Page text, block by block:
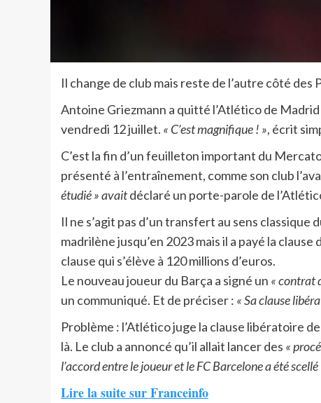
Il change de club mais reste de l’autre côté des
Antoine Griezmann a quitté l’Atlético de
vendredi 12 juillet. « C’est magnifique ! », écrit
C’est la fin d’un feuilleton important du
présenté à l’entraînement, comme son club
étudié » avaitdéclaré un porte-parole de
Il ne s’agit pas d’un transfert au sens
madrilène jusqu’en 2023 mais il a payé la
clause qui s’élève à 120 millions d’euros.
Le nouveau joueur du Barça a signé un « contrat
un communiqué. Et de préciser : « Sa clause
Problème : l’Atlético juge la clause libératoire
là. Le club a annoncé qu’il allait lancer des «
l’accord entre le joueur et le FC Barcelone a été
Lire la suite sur Franceinfo